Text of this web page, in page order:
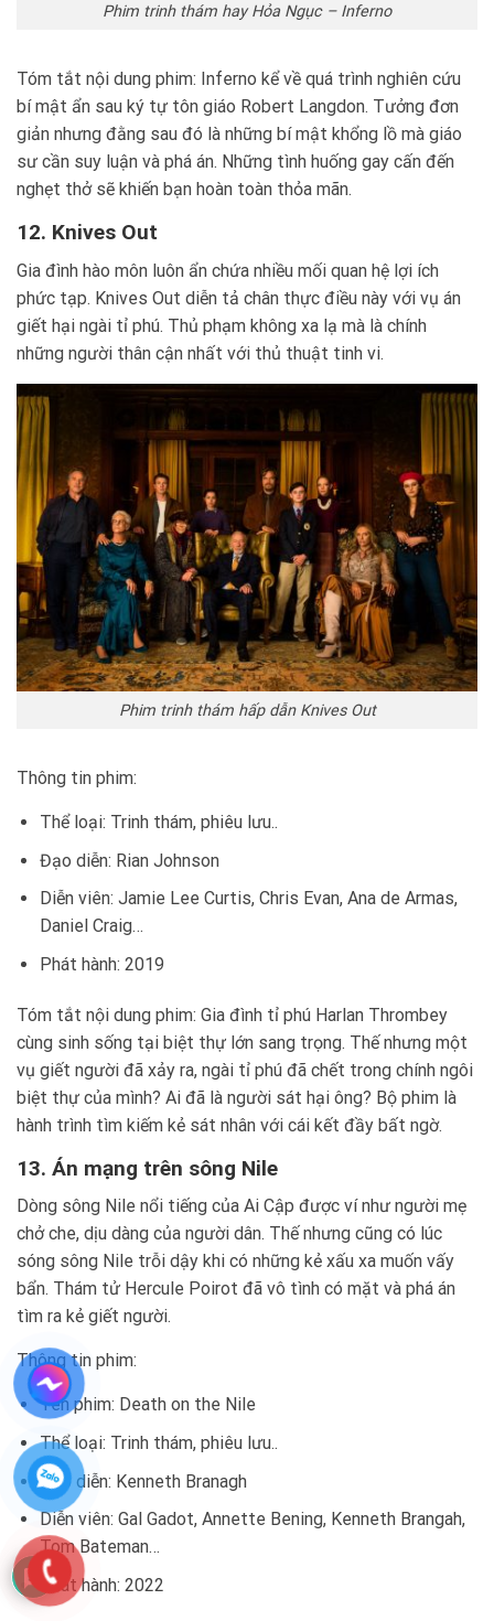
Phim trinh thám hay Hỏa Ngục – Inferno
Tóm tắt nội dung phim: Inferno kể về quá trình nghiên cứu
bí mật ẩn sau ký tự tôn giáo Robert Langdon. Tưởng đơn
giản nhưng đằng sau đó là những bí mật khổng lồ mà giáo
sư cần suy luận và phá án. Những tình huống gay cấn đến
nghẹt thở sẽ khiến bạn hoàn toàn thỏa mãn.
12. Knives Out
Gia đình hào môn luôn ẩn chứa nhiều mối quan hệ lợi ích
phức tạp. Knives Out diễn tả chân thực điều này với vụ án
giết hại ngài tỉ phú. Thủ phạm không xa lạ mà là chính
những người thân cận nhất với thủ thuật tinh vi.
Phim trinh thám hấp dẫn Knives Out
Thông tin phim:
Thể loại: Trinh thám, phiêu lưu..
Đạo diễn: Rian Johnson
Diễn viên: Jamie Lee Curtis, Chris Evan, Ana de Armas,
Daniel Craig…
Phát hành: 2019
Tóm tắt nội dung phim: Gia đình tỉ phú Harlan Thrombey
cùng sinh sống tại biệt thự lớn sang trọng. Thế nhưng một
vụ giết người đã xảy ra, ngài tỉ phú đã chết trong chính ngôi
biệt thự của mình? Ai đã là người sát hại ông? Bộ phim là
hành trình tìm kiếm kẻ sát nhân với cái kết đầy bất ngờ.
13. Án mạng trên sông Nile
Dòng sông Nile nổi tiếng của Ai Cập được ví như người mẹ
chở che, dịu dàng của người dân. Thế nhưng cũng có lúc
sóng sông Nile trỗi dậy khi có những kẻ xấu xa muốn vấy
bẩn. Thám tử Hercule Poirot đã vô tình có mặt và phá án
tìm ra kẻ giết người.
Thông tin phim:
Tên phim: Death on the Nile
Thể loại: Trinh thám, phiêu lưu..
Đạo diễn: Kenneth Branagh
Diễn viên: Gal Gadot, Annette Bening, Kenneth Brangah,
Tom Bateman…
Phát hành: 2022